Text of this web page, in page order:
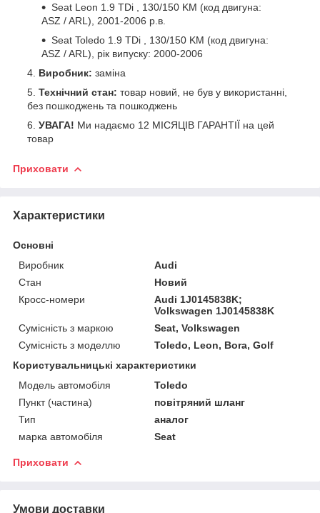
Seat Leon 1.9 TDi , 130/150 KM (код двигуна:
ASZ / ARL), 2001-2006 р.в.
Seat Toledo 1.9 TDi , 130/150 KM (код двигуна:
ASZ / ARL), рік випуску: 2000-2006
Виробник: заміна
Технічний стан: товар новий, не був у використанні,
без пошкоджень та пошкоджень
УВАГА! Ми надаємо 12 МІСЯЦІВ ГАРАНТІЇ на цей
товар
Приховати
Характеристики
Основні
Виробник
Audi
Стан
Новий
Кросс-номери
Audi 1J0145838K;
Volkswagen 1J0145838K
Сумісність з маркою
Seat, Volkswagen
Сумісність з моделлю
Toledo, Leon, Bora, Golf
Користувальницькі характеристики
Модель автомобіля
Toledo
Пункт (частина)
повітряний шланг
Тип
аналог
марка автомобіля
Seat
Приховати
Умови доставки